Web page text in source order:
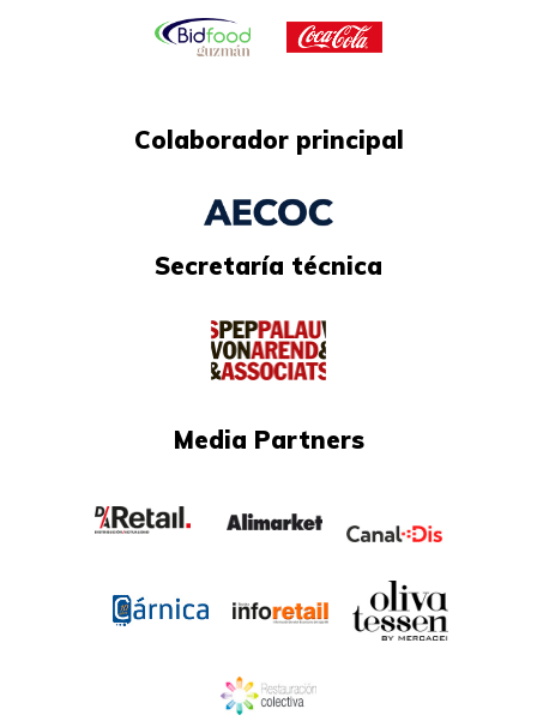
Colaborador principal
Secretaría técnica​
Media Partners